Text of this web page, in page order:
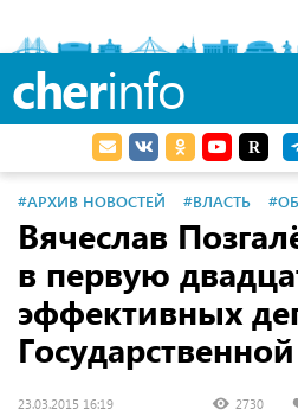
cherinfo
#АРХИВ НОВОСТЕЙ #ВЛАСТЬ
Вячеслав
в первую
эффективных
23.03.2015 16:19 2730